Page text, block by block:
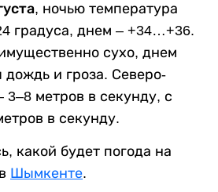
ночью температура
градуса, днем – +34…+36.
сухо, днем
и гроза. Северо-
3–8 метров в секунду, с
в секунду.
какой будет погода на
Шымкенте.